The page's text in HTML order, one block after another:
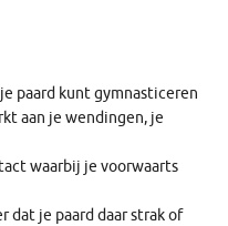
paard kunt gymnasticeren
aan je wendingen, je
waarbij je voorwaarts
dat je paard daar strak of